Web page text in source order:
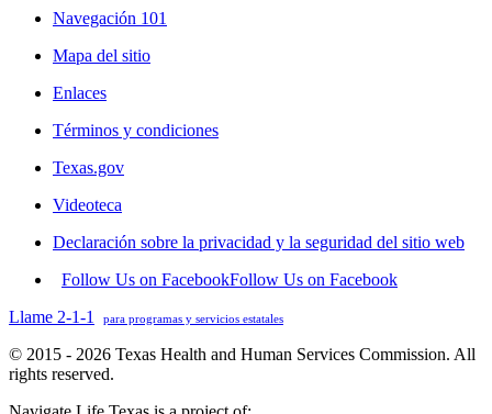
Navegación 101
Mapa del sitio
Enlaces
Términos y condiciones
Texas.gov
Videoteca
Declaración sobre la privacidad y la seguridad del sitio web
Follow Us on FacebookFollow Us on Facebook
Llame 2-1-1
para programas y servicios estatales
© 2015 - 2026 Texas Health and Human Services Commission. All
rights reserved.